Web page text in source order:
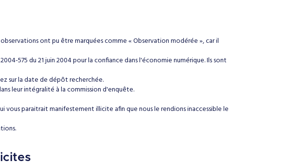
ont pu être marquées comme « Observation modérée », car il
575 du 21 juin 2004 pour la confiance dans l'économie numérique. Ils sont
sur la date de dépôt recherchée.
leur intégralité à la commission d'enquête.
paraitrait manifestement illicite afin que nous le rendions inaccessible le